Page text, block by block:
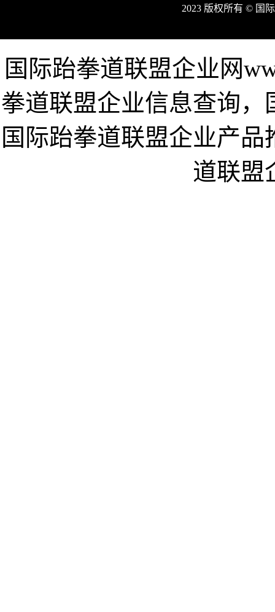
2023 版权所有 © 国
国际跆拳道联盟企业网
拳道联盟企业信息查询
国际跆拳道联盟企业产
道联盟